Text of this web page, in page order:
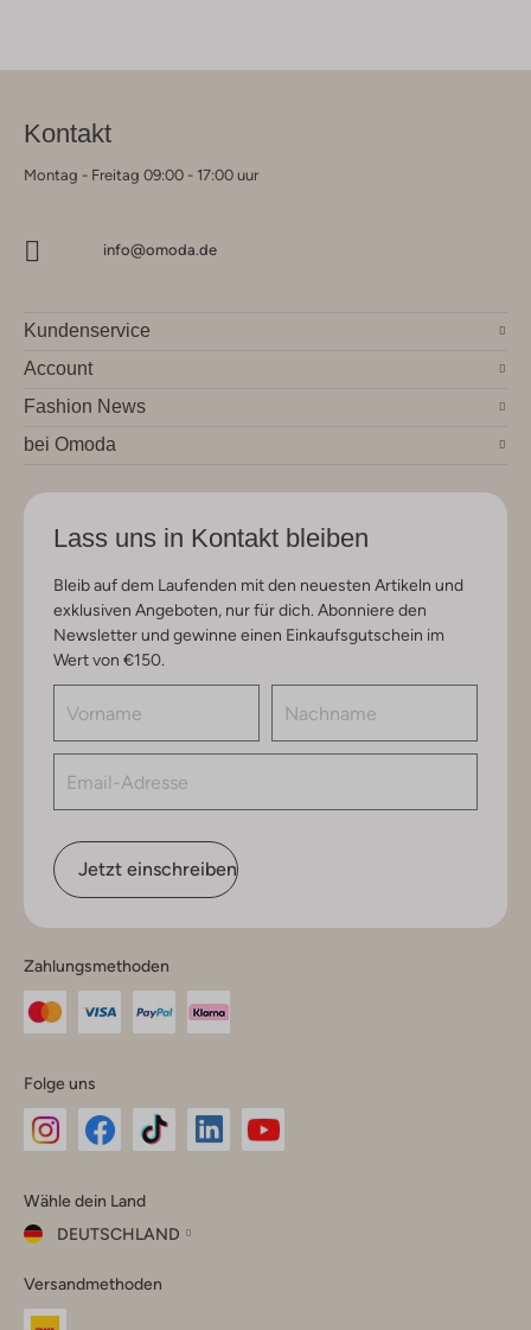
Kontakt
Montag - Freitag 09:00 - 17:00 uur
info@omoda.de
Kundenservice
Account
Fashion News
bei Omoda
Lass uns in Kontakt bleiben
Bleib auf dem Laufenden mit den neuesten Artikeln und
exklusiven Angeboten, nur für dich. Abonniere den
Newsletter und gewinne einen Einkaufsgutschein im
Wert von €150.
Jetzt einschreiben
Zahlungsmethoden
Folge uns
Instagram
Facebook
TikTok
Wähle dein Land
DEUTSCHLAND
dein
Land
Versandmethoden